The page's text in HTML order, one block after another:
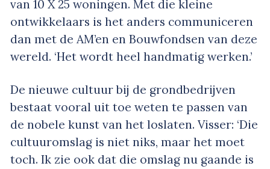
van 10 X 25 woningen. Met die kleine
ontwikkelaars is het anders communiceren
dan met de AM’en en Bouwfondsen van deze
wereld. ‘Het wordt heel handmatig werken.’
De nieuwe cultuur bij de grondbedrijven
bestaat vooral uit toe weten te passen van
de nobele kunst van het loslaten. Visser: ‘Die
cultuuromslag is niet niks, maar het moet
toch. Ik zie ook dat die omslag nu gaande is